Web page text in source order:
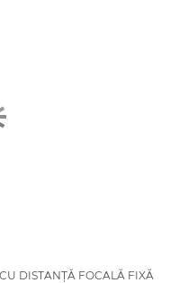
DISTANŢĂ FOCALĂ FIXĂ